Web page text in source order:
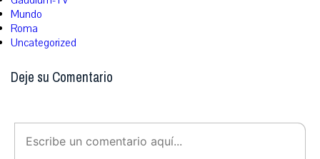
Mundo
Roma
Uncategorized
Deje su Comentario